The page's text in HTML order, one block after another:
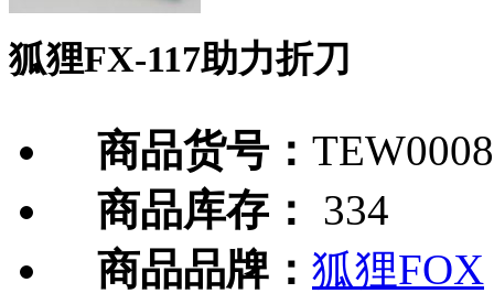
狐狸FX-117助力折刀
商品货号：
商品库存：
334
商品品牌： 狐狸FOX